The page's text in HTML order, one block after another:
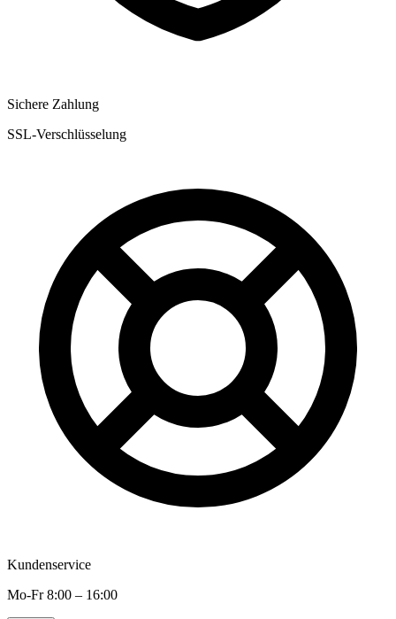
Sichere Zahlung
SSL-Verschlüsselung
Kundenservice
Mo-Fr 8:00 – 16:00